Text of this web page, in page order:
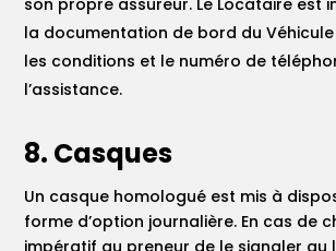
son propre assureur. Le Locataire est
la documentation de bord du
les conditions et le numéro de
l’assistance.
8. Casques
Un casque homologué est mis à
forme d’option journalière. En cas de